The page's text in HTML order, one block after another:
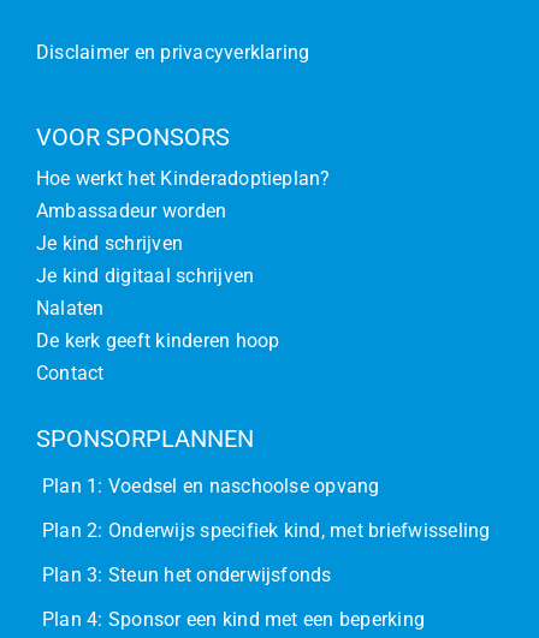
Disclaimer en privacyverklaring
VOOR SPONSORS
Hoe werkt het Kinderadoptieplan?
Ambassadeur worden
Je kind schrijven
Je kind digitaal schrijven
Nalaten
De kerk geeft kinderen hoop
Contact
SPONSORPLANNEN
Plan 1: Voedsel en naschoolse opvang
Plan 2: Onderwijs specifiek kind, met briefwisseling
Plan 3: Steun het onderwijsfonds
Plan 4: Sponsor een kind met een beperking